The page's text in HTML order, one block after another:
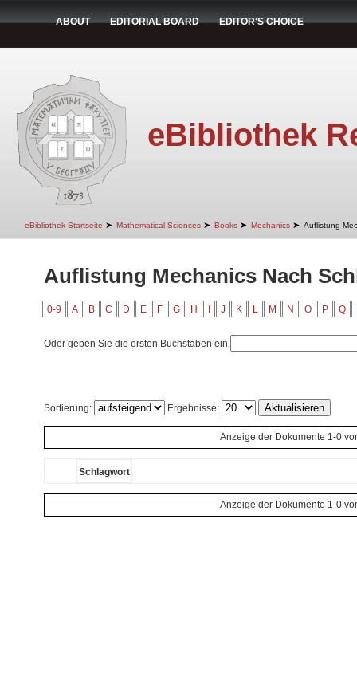
ABOUT EDITORIAL BOARD EDITOR'S CHOICE
eBibliothek
eBibliothek Startseite ➤ Mathematical Sciences ➤ Books ➤ Mechanics ➤ Auflistung
Auflistung Mechanics Nach
0-9 A B C D E F G H J K L M N O P Q
Oder geben Sie die ersten Buchstaben ein:
Sortierung: Ergebnisse:
Anzeige der Dokumente 1-0
Schlagwort
Anzeige der Dokumente 1-0